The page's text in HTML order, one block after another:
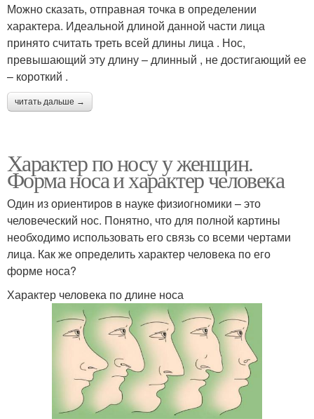
Можно сказать, отправная точка в определении
характера. Идеальной длиной данной части лица
принято считать треть всей длины лица . Нос,
превышающий эту длину – длинный , не достигающий ее
– короткий .
читать дальше →
Характер по носу у женщин.
Форма носа и характер человека
Один из ориентиров в науке физиогномики – это
человеческий нос. Понятно, что для полной картины
необходимо использовать его связь со всеми чертами
лица. Как же определить характер человека по его
форме носа?
Характер человека по длине носа